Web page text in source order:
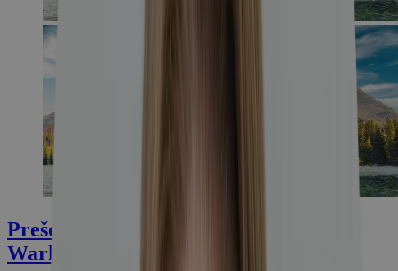
Prešovský kraj: Tatry, pralesy a Andy
Warhol na jednom mieste